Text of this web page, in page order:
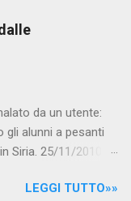
da un utente:
alunni a pesanti
Siria. 25/11/2010
al caso,
LEGGI TUTTO»»